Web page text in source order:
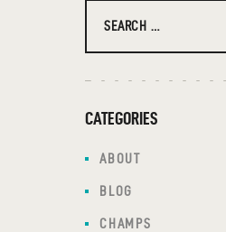
CATEGORIES
ABOUT
BLOG
CHAMPS